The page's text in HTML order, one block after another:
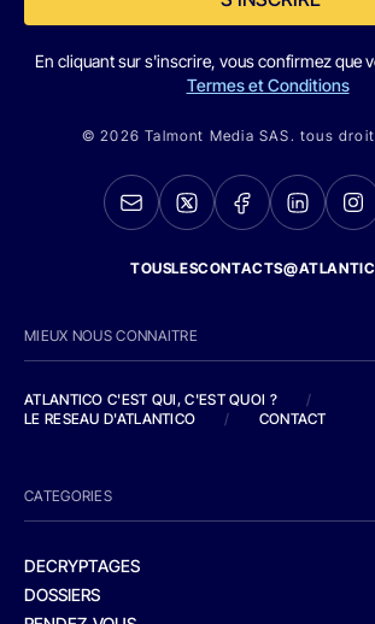
En cliquant sur s'inscrire, vous confirmez que
Termes et Conditions
© 2026 Talmont Media SAS. tous
MIEUX NOUS CONNAITRE
ATLANTICO C'EST QUI, C'EST QUOI ?
/
LE RESEAU D'ATLANTICO
/ CONTACT
CATEGORIES
DECRYPTAGES
DOSSIERS